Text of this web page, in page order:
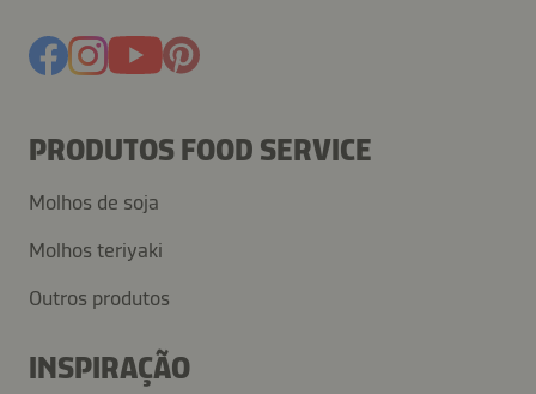
PRODUTOS FOOD SERVICE
Molhos de soja
Molhos teriyaki
Outros produtos
INSPIRAÇÃO